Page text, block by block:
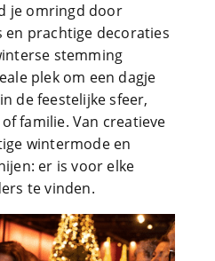
je omringd door
en prachtige decoraties
stemming
plek om een dagje
de feestelijke sfeer,
familie. Van creatieve
wintermode en
er is voor elke
te vinden.